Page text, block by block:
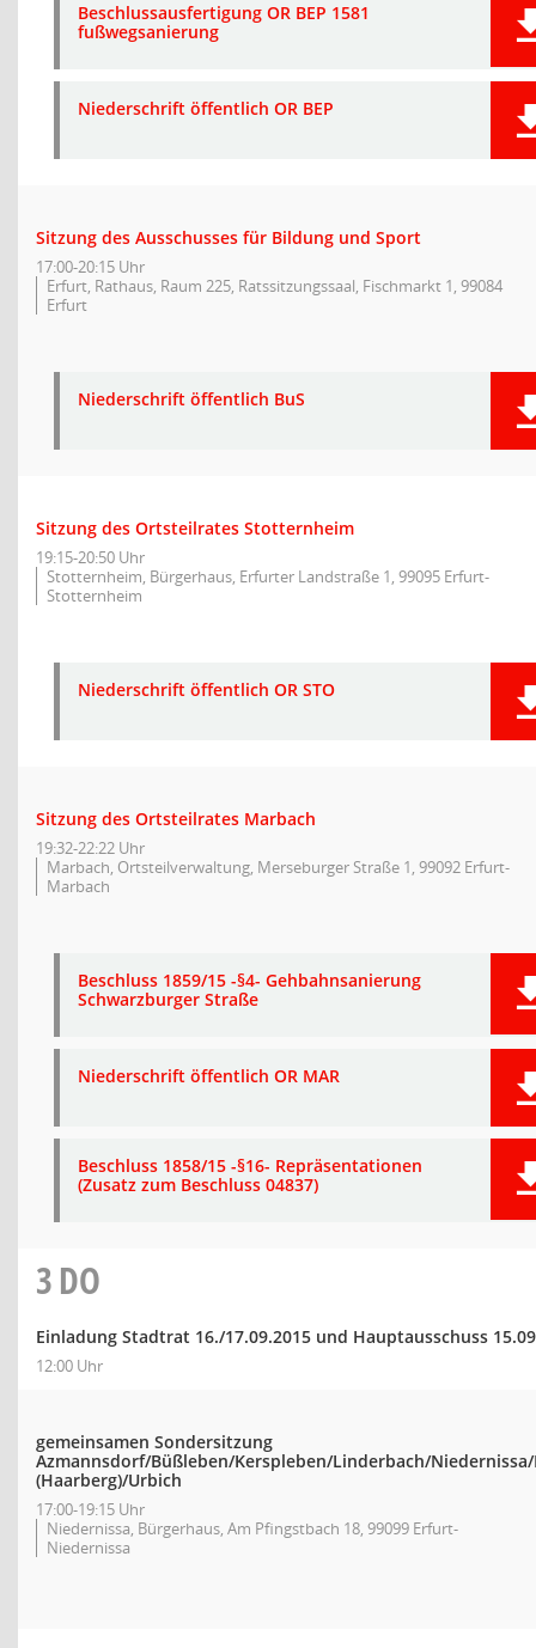
Beschlussausfertigung OR BEP 1581
fußwegsanierung
Niederschrift öffentlich OR BEP
Sitzung des Ausschusses für Bildung und Sport
17:00-20:15 Uhr
Erfurt, Rathaus, Raum 225, Ratssitzungssaal, Fischmarkt 1, 99084
Erfurt
Niederschrift öffentlich BuS
Sitzung des Ortsteilrates Stotternheim
19:15-20:50 Uhr
Stotternheim, Bürgerhaus, Erfurter Landstraße 1, 99095 Erfurt-
Stotternheim
Niederschrift öffentlich OR STO
Sitzung des Ortsteilrates Marbach
19:32-22:22 Uhr
Marbach, Ortsteilverwaltung, Merseburger Straße 1, 99092 Erfurt-
Marbach
Beschluss 1859/15 -§4- Gehbahnsanierung
Schwarzburger Straße
Niederschrift öffentlich OR MAR
Beschluss 1858/15 -§16- Repräsentationen
(Zusatz zum Beschluss 04837)
3DO
Einladung Stadtrat 16./17.09.2015 und Hauptausschuss
12:00 Uhr
gemeinsamen Sondersitzung
Azmannsdorf/Büßleben/Kerspleben/Linderbach/
(Haarberg)/Urbich
17:00-19:15 Uhr
Niedernissa, Bürgerhaus, Am Pfingstbach 18, 99099 Erfurt-
Niedernissa